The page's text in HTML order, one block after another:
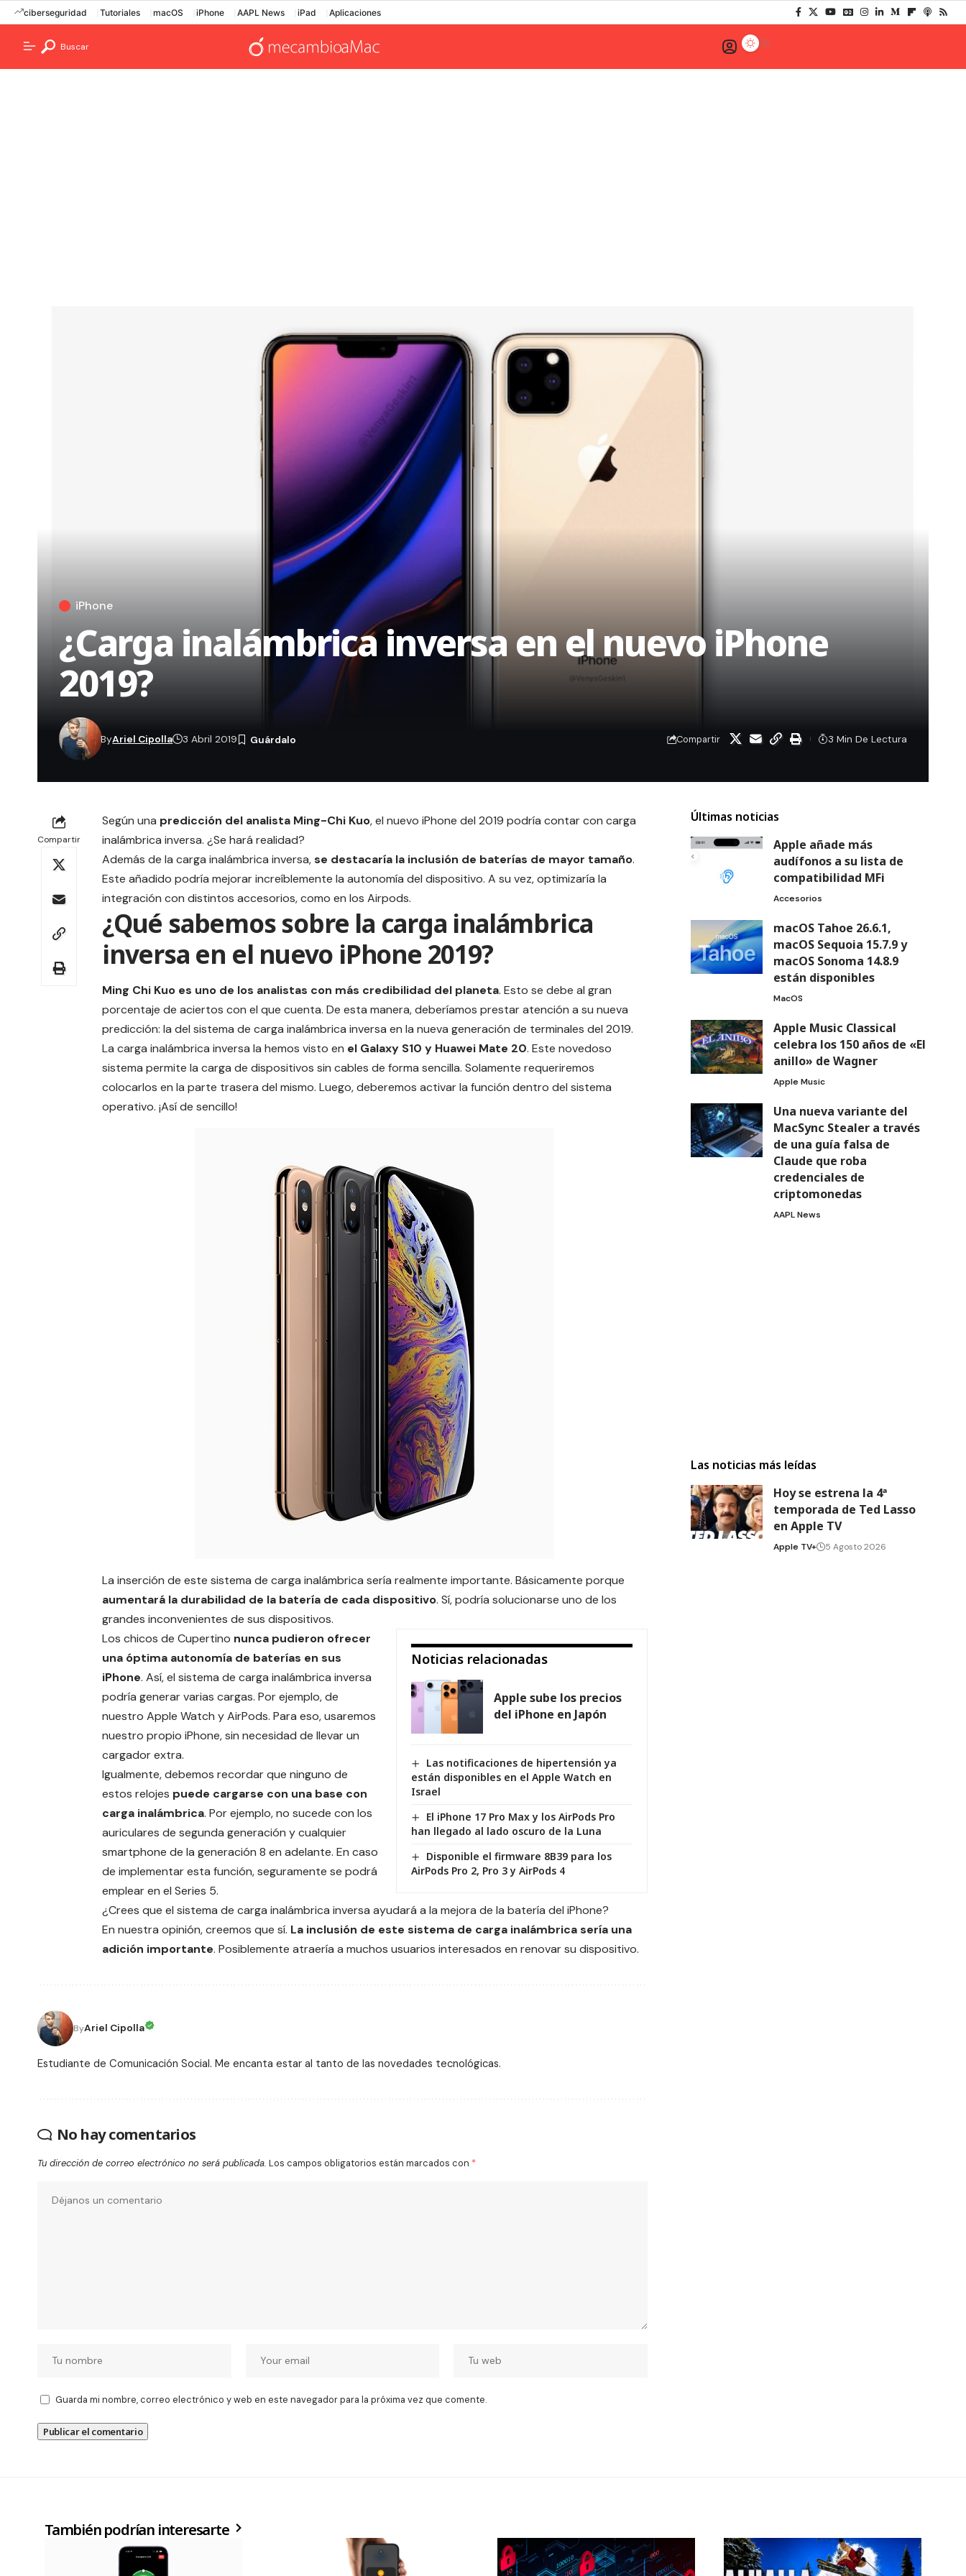
ciberseguridad Tutoriales macOS iPhone AAPL News iPad Aplicaciones
Buscar
iPhone
¿Carga inalámbrica inversa en el nuevo iPhone
2019?
ByAriel Cipolla 3 Abril 2019 Compartir 3 Min De Lectura
Compartir
Según una predicción del analista Ming-Chi Kuo, el nuevo iPhone del 2019 podría contar con carga
inalámbrica inversa. ¿Se hará realidad?
Además de la carga inalámbrica inversa,se destacaría la inclusión de baterías de mayor tamaño.
Este añadido podría mejorar increíblemente la autonomía del dispositivo. A su vez, optimizaría la
integración con distintos accesorios, como en los Airpods.
¿Qué sabemos sobre la carga inalámbrica
inversa en el nuevo iPhone 2019?
Ming Chi Kuo es uno de los analistas con más credibilidad del planeta. Esto se debe al gran
porcentaje de aciertos con el que cuenta. De esta manera, deberíamos prestar atención a su nueva
predicción: la del sistema de carga inalámbrica inversa en la nueva generación de terminales del 2019.
La carga inalámbrica inversa la hemos visto en el Galaxy S10 y Huawei Mate 20. Este novedoso
sistema permite la carga de dispositivos sin cables de forma sencilla. Solamente requeriremos
colocarlos en la parte trasera del mismo. Luego, deberemos activar la función dentro del sistema
operativo. ¡Así de sencillo!
La inserción de este sistema de carga inalámbrica sería realmente importante. Básicamente porque
aumentará la durabilidad de la batería de cada dispositivo. Sí, podría solucionarse uno de los
grandes inconvenientes de sus dispositivos.
Noticias relacionadas
Apple sube los precios
del iPhone en Japón
Las notificaciones de hipertensión ya
están disponibles en el Apple Watch en
Israel
El iPhone 17 Pro Max y los AirPods Pro
han llegado al lado oscuro de la Luna
Disponible el firmware 8B39 para los
AirPods Pro 2, Pro 3 y AirPods 4
Los chicos de Cupertino nunca pudieron ofrecer
una óptima autonomía de baterías en sus
iPhone. Así, el sistema de carga inalámbrica inversa
podría generar varias cargas. Por ejemplo, de
nuestro Apple Watch yAirPods. Para eso, usaremos
nuestro propio iPhone, sin necesidad de llevar un
cargador extra.
Igualmente, debemos recordar que ninguno de
estos relojes puede cargarse con una base con
carga inalámbrica. Por ejemplo, no sucede con los
auriculares de segunda generación y cualquier
smartphone de la generación 8 en adelante. En caso
de implementar esta función, seguramente se podrá
emplear en el Series 5.
¿Crees que el sistema de carga inalámbrica inversa ayudará a la mejora de la batería del iPhone?
En nuestra opinión, creemos que sí. La inclusión de este sistema de carga inalámbrica sería una
adición importante. Posiblemente atraería a muchos usuarios interesados en renovar su dispositivo.
ByAriel Cipolla
Estudiante de Comunicación Social. Me encanta estar al tanto de las novedades tecnológicas.
No hay comentarios
Tu dirección de correo electrónico no será publicada. Los campos obligatorios están marcados con *
Guarda mi nombre, correo electrónico y web en este navegador para la próxima vez que comente.
Últimas noticias
Apple añade más
audífonos a su lista de
compatibilidad MFi
Accesorios
macOS Tahoe 26.6.1,
macOS Sequoia 15.7.9 y
macOS Sonoma 14.8.9
están disponibles
MacOS
Apple Music Classical
celebra los 150 años de «El
anillo» de Wagner
Apple Music
Una nueva variante del
MacSync Stealer a través
de una guía falsa de
Claude que roba
credenciales de
criptomonedas
AAPL News
Las noticias más leídas
Hoy se estrena la 4ª
temporada de Ted Lasso
en Apple TV
Apple TV+ 5 Agosto 2026
También podrían interesarte